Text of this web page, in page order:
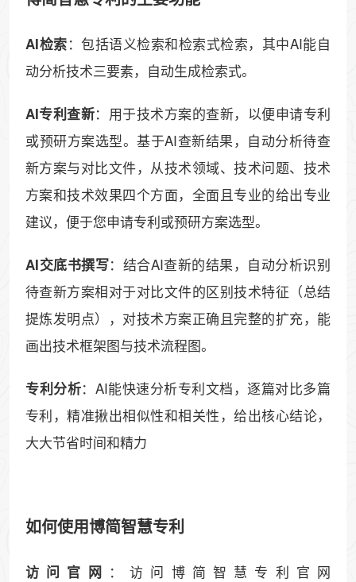
AI检索：包括语义检索和检索式检索，其中AI能自
动分析技术三要素，自动生成检索式。
AI专利查新：用于技术方案的查新，以便申请专利
或预研方案选型。基于AI查新结果，自动分析待查
新方案与对比文件，从技术领域、技术问题、技术
方案和技术效果四个方面，全面且专业的给出专业
建议，便于您申请专利或预研方案选型。
AI交底书撰写：结合AI查新的结果，自动分析识别
待查新方案相对于对比文件的区别技术特征（总结
提炼发明点），对技术方案正确且完整的扩充，能
画出技术框架图与技术流程图。
专利分析：AI能快速分析专利文档，逐篇对比多篇
专利，精准揪出相似性和相关性，给出核心结论，
大大节省时间和精力
如何使用博简智慧专利
访问官网 ：访问博简智慧专利官网